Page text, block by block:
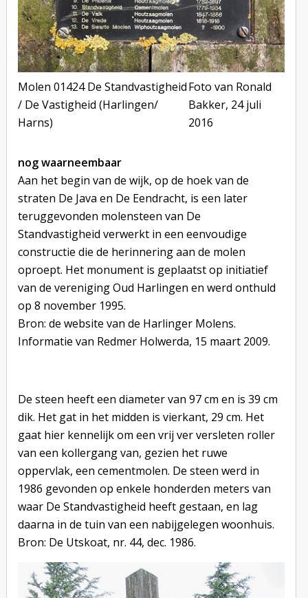
Molen 01424 De Standvastigheid
/ De Vastigheid (Harlingen/
Harns)
Foto van Ronald
Bakker, 24 juli
2016
nog waarneembaar
Aan het begin van de wijk, op de hoek van de
straten De Java en De Eendracht, is een later
teruggevonden molensteen van De
Standvastigheid verwerkt in een eenvoudige
constructie die de herinnering aan de molen
oproept. Het monument is geplaatst op initiatief
van de vereniging Oud Harlingen en werd onthuld
op 8 november 1995.
Bron: de website van de Harlinger Molens.
Informatie van Redmer Holwerda, 15 maart 2009.
De steen heeft een diameter van 97 cm en is 39 cm
dik. Het gat in het midden is vierkant, 29 cm. Het
gaat hier kennelijk om een vrij ver versleten roller
van een kollergang van, gezien het ruwe
oppervlak, een cementmolen. De steen werd in
1986 gevonden op enkele honderden meters van
waar De Standvastigheid heeft gestaan, en lag
daarna in de tuin van een nabijgelegen woonhuis.
Bron: De Utskoat, nr. 44, dec. 1986.